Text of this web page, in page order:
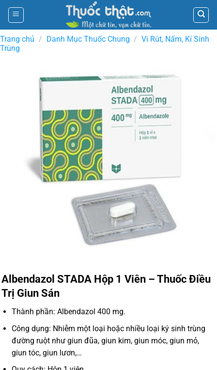
Skip
content
Trang chủ / Danh Mục Thuốc Chung / Vi Rút, Nấm, Kí Sinh
Trùng
Albendazol STADA Hộp 1 Viên – Thuốc Điều
Trị Giun Sán
Thành phần: Albendazol 400 mg.
Công dụng: Nhiễm một loại hoặc nhiều loại ký sinh trùng
đường ruột như giun đũa, giun kim, giun móc, giun mỏ,
giun tóc, giun lươn,…